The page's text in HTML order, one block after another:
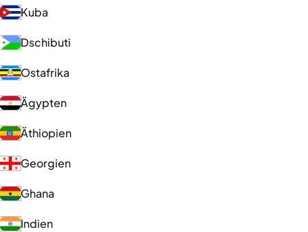
Kuba
Dschibuti
Ostafrika
Ägypten
Äthiopien
Georgien
Ghana
Indien